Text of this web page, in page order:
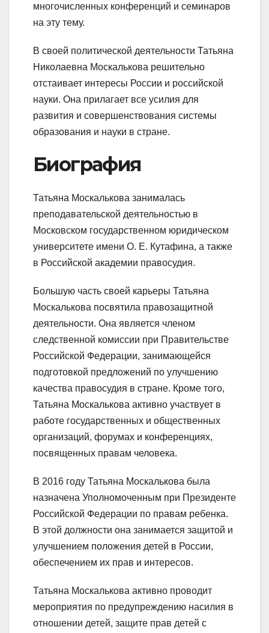
многочисленных конференций и семинаров
на эту тему.
В своей политической деятельности Татьяна
Николаевна Москалькова решительно
отстаивает интересы России и российской
науки. Она прилагает все усилия для
развития и совершенствования системы
образования и науки в стране.
Биография
Татьяна Москалькова занималась
преподавательской деятельностью в
Московском государственном юридическом
университете имени О. Е. Кутафина, а также
в Российской академии правосудия.
Большую часть своей карьеры Татьяна
Москалькова посвятила правозащитной
деятельности. Она является членом
следственной комиссии при Правительстве
Российской Федерации, занимающейся
подготовкой предложений по улучшению
качества правосудия в стране. Кроме того,
Татьяна Москалькова активно участвует в
работе государственных и общественных
организаций, форумах и конференциях,
посвященных правам человека.
В 2016 году Татьяна Москалькова была
назначена Уполномоченным при Президенте
Российской Федерации по правам ребенка.
В этой должности она занимается защитой и
улучшением положения детей в России,
обеспечением их прав и интересов.
Татьяна Москалькова активно проводит
мероприятия по предупреждению насилия в
отношении детей, защите прав детей с